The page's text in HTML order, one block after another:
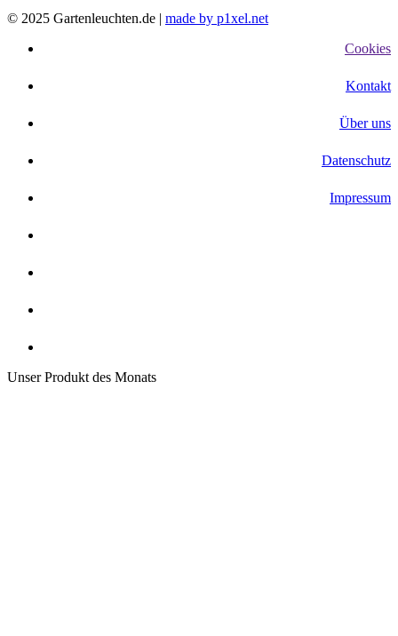
© 2025 Gartenleuchten.de | made by p1xel.net
Cookies
Kontakt
Über uns
Datenschutz
Impressum
Unser Produkt des Monats